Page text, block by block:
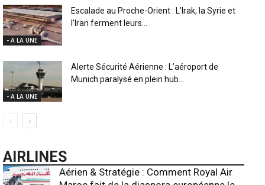
- A LA UNE
Escalade au Proche-Orient : L’Irak, la Syrie et
l’Iran ferment leurs...
- A LA UNE
Alerte Sécurité Aérienne : L’aéroport de
Munich paralysé en plein hub...
AIRLINES
Aérien & Stratégie : Comment Royal Air